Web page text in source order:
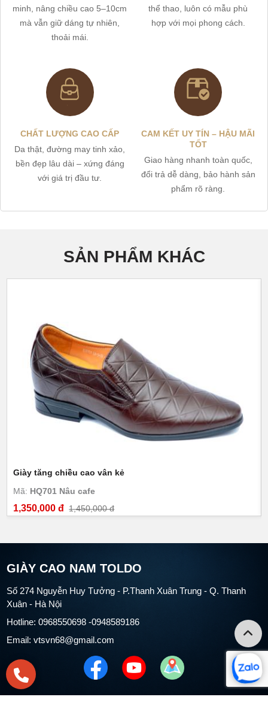
minh, nâng chiều cao 5–10cm
mà vẫn giữ dáng tự nhiên,
thoải mái.
thể thao, luôn có mẫu phù
hợp với mọi phong cách.
CHẤT LƯỢNG CAO CẤP
Da thật, đường may tinh xảo,
bền đẹp lâu dài – xứng đáng
với giá trị đầu tư.
CAM KẾT UY TÍN – HẬU MÃI
TỐT
Giao hàng nhanh toàn quốc,
đổi trả dễ dàng, bảo hành sản
phẩm rõ ràng.
SẢN PHẨM KHÁC
Giày tăng chiều cao vân kẻ
Mã: HQ701 Nâu cafe
1,350,000 đ 1,450,000 đ
GIÀY CAO NAM TOLDO
Số 274 Nguyễn Huy Tưởng - P.Thanh Xuân Trung - Q. Thanh
Xuân - Hà Nội
Hotline: 0968550698 -0948589186
Email: vtsvn68@gmail.com